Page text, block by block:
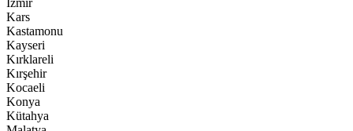
İzmir
Kars
Kastamonu
Kayseri
Kırklareli
Kırşehir
Kocaeli
Konya
Kütahya